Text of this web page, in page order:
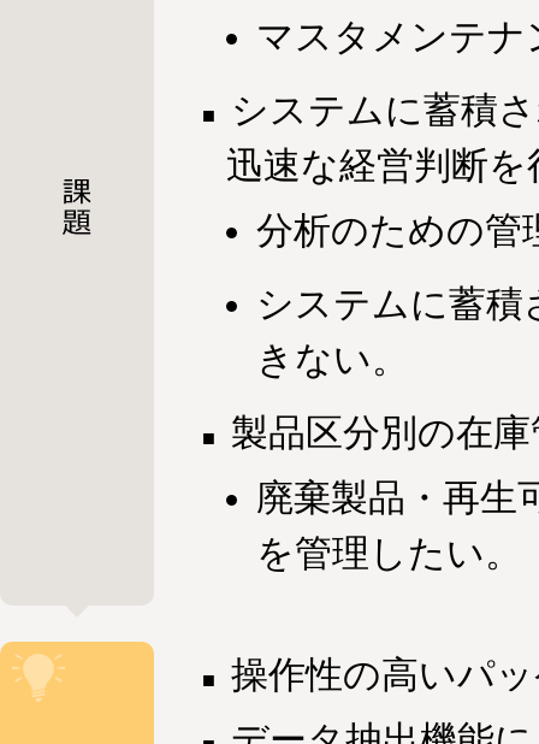
マスタメンテナ
システムに蓄積
迅速な経営判断
分析のための管
システムに蓄
きない。
製品区分別の在
廃棄製品・再生
を管理したい。
操作性の高いパ